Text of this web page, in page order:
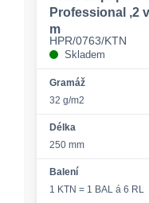
Professional ,2
m
HPR/0763/KTN
Skladem
Gramáž
32 g/m2
Délka
250 mm
Balení
1 KTN = 1 BAL á 6 RL